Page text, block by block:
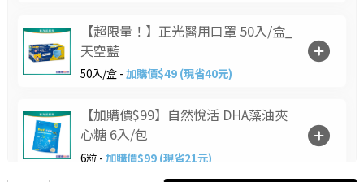
【超限量！】正光醫用口罩 50入/盒_
天空藍
50入/盒 - 加購價$49 (現省40元)
【加購價$99】自然悅活 DHA藻油夾
心糖 6入/包
6粒 - 加購價$99 (現省21元)